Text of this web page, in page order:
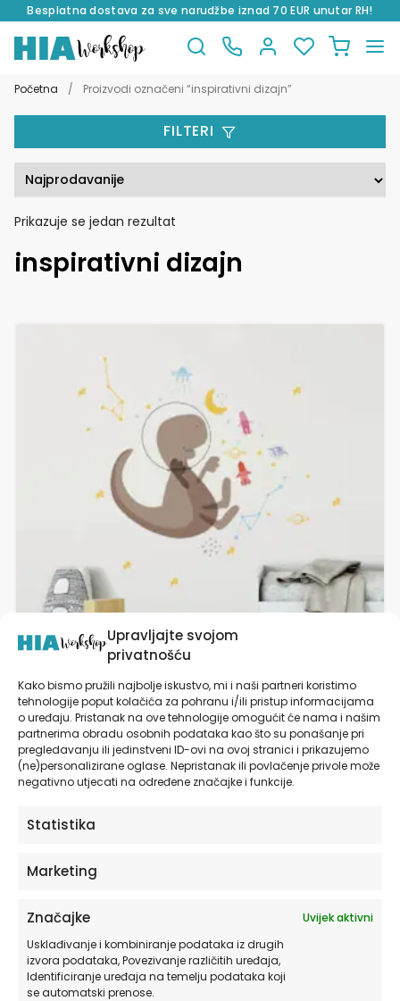
Upravljajte svojom
privatnošću
Kako bismo pružili najbolje iskustvo, mi i naši partneri koristimo
tehnologije poput kolačića za pohranu i/ili pristup informacijama
o uređaju. Pristanak na ove tehnologije omogućit će nama i našim
partnerima obradu osobnih podataka kao što su ponašanje pri
pregledavanju ili jedinstveni ID-ovi na ovoj stranici i prikazujemo
(ne)personalizirane oglase. Nepristanak ili povlačenje privole može
negativno utjecati na određene značajke i funkcije.
Statistika
Marketing
Značajke
Uvijek aktivni
Usklađivanje i kombiniranje podataka iz drugih
izvora podataka, Povezivanje različitih uređaja,
Identificiranje uređaja na temelju podataka koji
se automatski prenose.
Besplatna dostava za sve narudžbe iznad 70 EUR unutar RH!
na
do
Početna / Proizvodi označeni “inspirativni dizajn”
Prikazuje se jedan rezultat
inspirativni dizajn
Naljepnica za zid dječje sobe | Astronaut Dino
od19,90€
FILTERI